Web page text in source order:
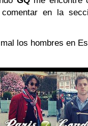
en la
los hombres en